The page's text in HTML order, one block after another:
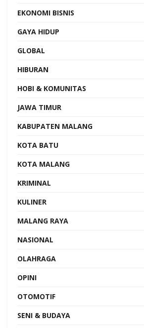
EKONOMI BISNIS
GAYA HIDUP
GLOBAL
HIBURAN
HOBI & KOMUNITAS
JAWA TIMUR
KABUPATEN MALANG
KOTA BATU
KOTA MALANG
KRIMINAL
KULINER
MALANG RAYA
NASIONAL
OLAHRAGA
OPINI
OTOMOTIF
SENI & BUDAYA